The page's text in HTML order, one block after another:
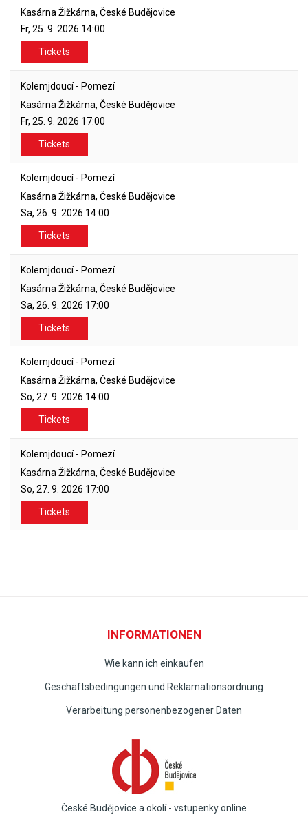
Kasárna Žižkárna, České Budějovice
Fr, 25. 9. 2026 14:00
Tickets
Kolemjdoucí - Pomezí
Kasárna Žižkárna, České Budějovice
Fr, 25. 9. 2026 17:00
Tickets
Kolemjdoucí - Pomezí
Kasárna Žižkárna, České Budějovice
Sa, 26. 9. 2026 14:00
Tickets
Kolemjdoucí - Pomezí
Kasárna Žižkárna, České Budějovice
Sa, 26. 9. 2026 17:00
Tickets
Kolemjdoucí - Pomezí
Kasárna Žižkárna, České Budějovice
So, 27. 9. 2026 14:00
Tickets
Kolemjdoucí - Pomezí
Kasárna Žižkárna, České Budějovice
So, 27. 9. 2026 17:00
Tickets
INFORMATIONEN
Wie kann ich einkaufen
Geschäftsbedingungen und Reklamationsordnung
Verarbeitung personenbezogener Daten
České Budějovice a okolí - vstupenky online